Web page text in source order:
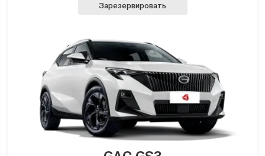
Зарезервировать